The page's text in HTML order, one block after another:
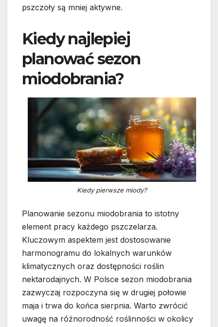
pszczoły są mniej aktywne.
Kiedy najlepiej
planować sezon
miodobrania?
Kiedy pierwsze miody?
Planowanie sezonu miodobrania to istotny
element pracy każdego pszczelarza.
Kluczowym aspektem jest dostosowanie
harmonogramu do lokalnych warunków
klimatycznych oraz dostępności roślin
nektarodajnych. W Polsce sezon miodobrania
zazwyczaj rozpoczyna się w drugiej połowie
maja i trwa do końca sierpnia. Warto zwrócić
uwagę na różnorodność roślinności w okolicy